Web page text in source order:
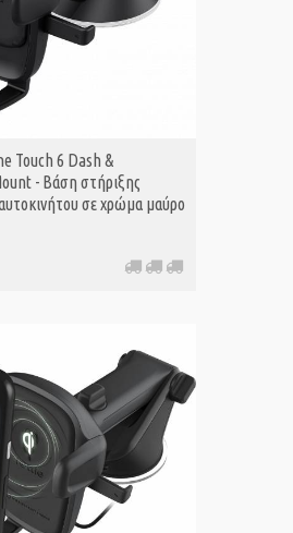
Touch 6 Dash &
- Βάση στήριξης
σε χρώμα μαύρο